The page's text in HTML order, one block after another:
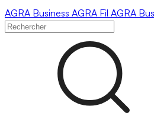
AGRA Business AGRA Fil AGRA